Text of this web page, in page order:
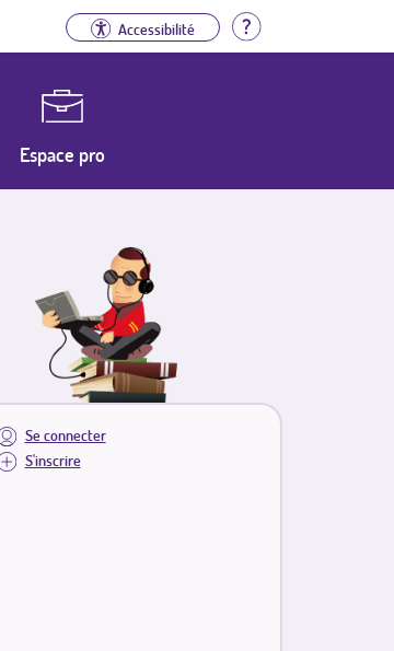
Accessibilité Aide
Espace pro
Se connecter
S'inscrire